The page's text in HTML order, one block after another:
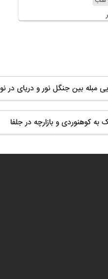
مبله بین جنگل نور و دریای در
به کوهنوردی و بازارچه در جلفا